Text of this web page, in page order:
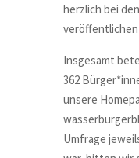
herzlich bei
Insgesamt
362
unsere
Umfrage